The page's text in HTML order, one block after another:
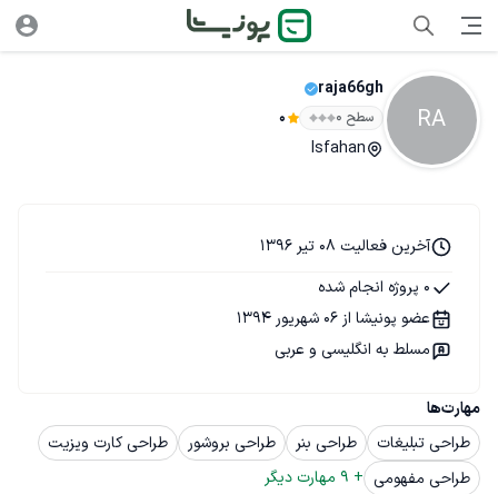
RA
raja66gh
سطح ۰ 0
Isfahan
مهارت‌ها
طراحی تبلیغات
طراحی بنر طراحی بروشور
طراحی کارت ویزیت
طراحی مفهومی +
9 مهارت دیگر
آخرین فعالیت 08 تیر 1396
0 پروژه انجام شده
عضو پونیشا از 06 شهریور 1394
مسلط به انگلیسی و عربی